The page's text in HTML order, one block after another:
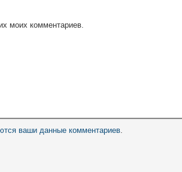
моих комментариев.
ваши данные комментариев.